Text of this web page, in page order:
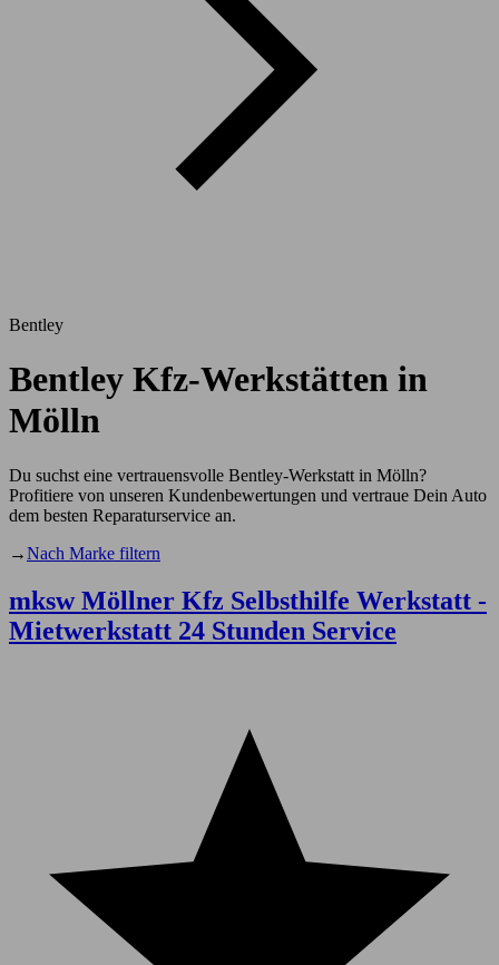
Bentley
Bentley Kfz-Werkstätten in
Mölln
Du suchst eine vertrauensvolle Bentley-Werkstatt in Mölln?
Profitiere von unseren Kundenbewertungen und vertraue Dein Auto
dem besten Reparaturservice an.
→Nach Marke filtern
mksw Möllner Kfz Selbsthilfe Werkstatt -
Mietwerkstatt 24 Stunden Service